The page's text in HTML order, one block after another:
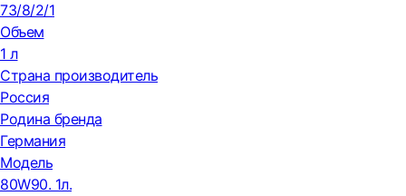
73/8/2/1
Объем
1 л
Страна производитель
Россия
Родина бренда
Германия
Модель
80W90. 1л.